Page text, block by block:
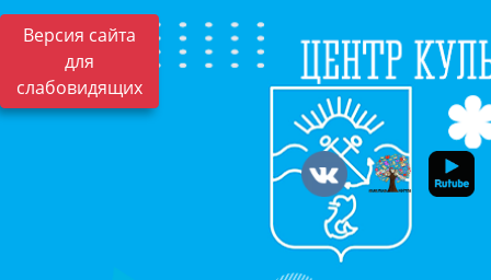
Версия сайта
для
слабовидящих